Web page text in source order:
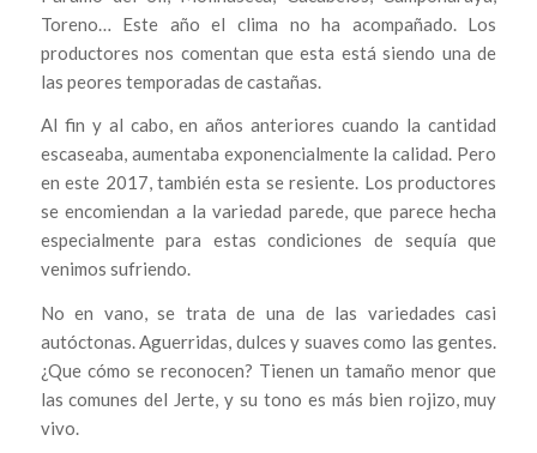
Toreno… Este año el clima no ha acompañado. Los
productores nos comentan que esta está siendo una de
las peores temporadas de castañas.
Al fin y al cabo, en años anteriores cuando la cantidad
escaseaba, aumentaba exponencialmente la calidad. Pero
en este 2017, también esta se resiente. Los productores
se encomiendan a la variedad parede, que parece hecha
especialmente para estas condiciones de sequía que
venimos sufriendo.
No en vano, se trata de una de las variedades casi
autóctonas. Aguerridas, dulces y suaves como las gentes.
¿Que cómo se reconocen? Tienen un tamaño menor que
las comunes del Jerte, y su tono es más bien rojizo, muy
vivo.